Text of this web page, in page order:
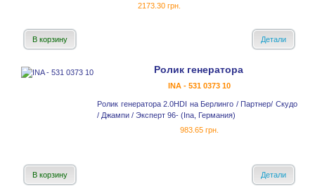
2173.30 грн.
В корзину Детали
Ролик генератора
INA - 531 0373 10
Ролик генератора 2.0HDI на Берлинго / Партнер/ Скудо
/ Джампи / Эксперт 96- (Ina, Германия)
983.65 грн.
В корзину Детали